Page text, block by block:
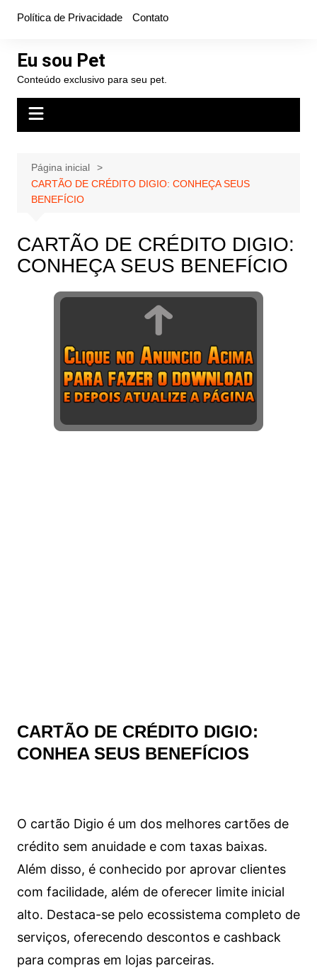
conteúdo
Política de Privacidade Contato
Eu sou Pet
Conteúdo exclusivo para seu pet.
Página inicial
CARTÃO DE CRÉDITO DIGIO: CONHEÇA SEUS
BENEFÍCIO
CARTÃO DE CRÉDITO DIGIO:
CONHEÇA SEUS BENEFÍCIO
CARTÃO DE CRÉDITO DIGIO:
CONHEA SEUS BENEFÍCIOS
O cartão Digio é um dos melhores cartões de
crédito sem anuidade e com taxas baixas.
Além disso, é conhecido por aprovar clientes
com facilidade, além de oferecer limite inicial
alto. Destaca-se pelo ecossistema completo de
serviços, oferecendo descontos e cashback
para compras em lojas parceiras.